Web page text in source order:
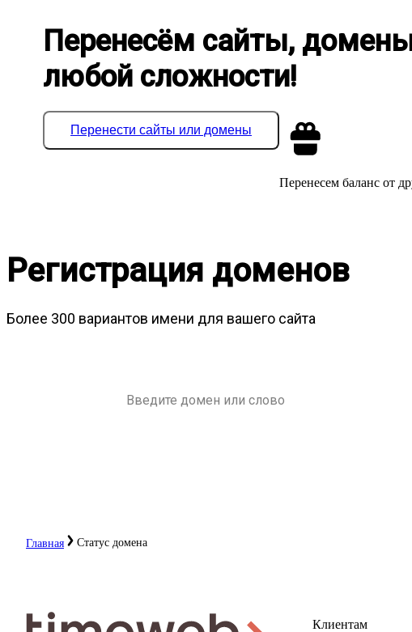
Перенесём сайты,
любой сложности!
Перенести сайты или домены
Перенесем баланс от
Регистрация доменов
Более 300 вариантов имени для вашего сайта
Главная Статус домена
Клиентам